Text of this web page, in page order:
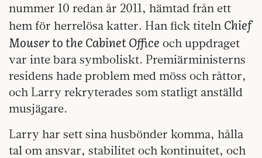
nummer 10 redan år 2011, hämtad från ett
hem för herrelösa katter. Han fick titeln Chief
Mouser to the Cabinet Office och uppdraget
var inte bara symboliskt. Premiärministerns
residens hade problem med möss och råttor,
och Larry rekryterades som statligt anställd
musjägare.
Larry har sett sina husbönder komma, hålla
tal om ansvar, stabilitet och kontinuitet, och